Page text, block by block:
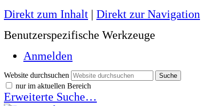
Direkt zum Inhalt | Direkt zur Navigation
Benutzerspezifische Werkzeuge
Anmelden
Website durchsuchen
nur im aktuellen Bereich
Erweiterte Suche…